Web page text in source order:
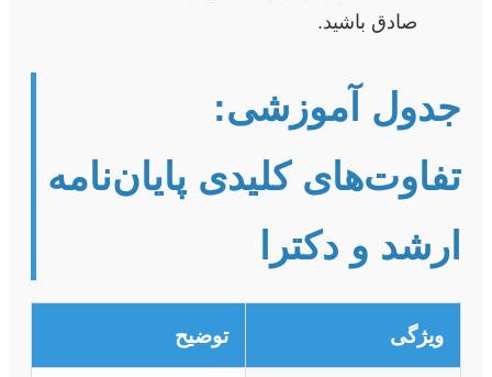
صادق باشید.
جدول آموزشی:
تفاوت‌های کلیدی پایان‌نامه
ارشد و دکترا
ویژگی توضیح